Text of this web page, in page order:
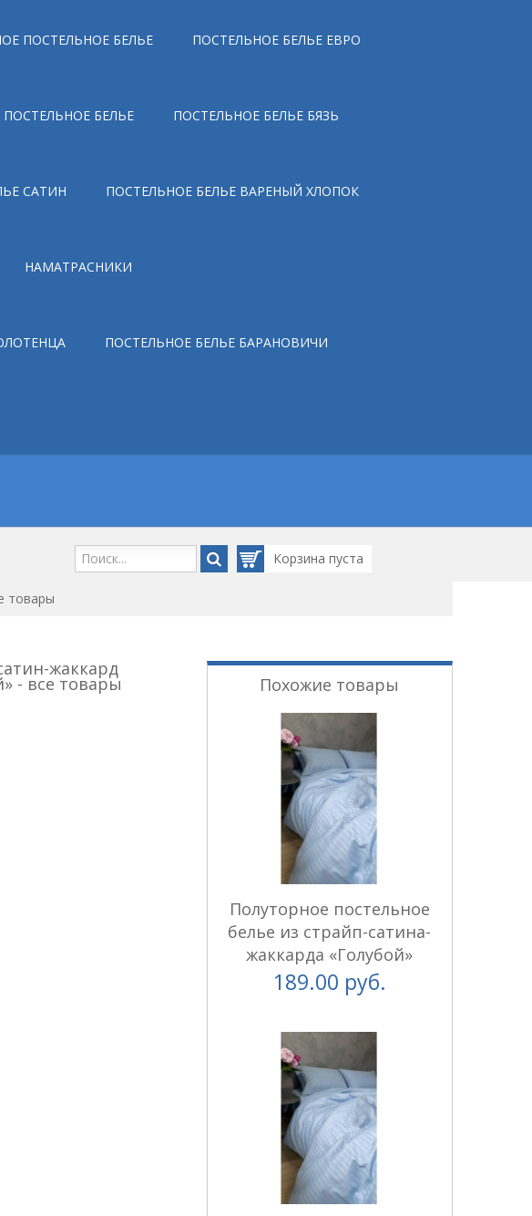
ПОСТЕЛЬНОЕ БЕЛЬЕ ПОСТЕЛЬНОЕ БЕЛЬЕ ЕВРО
ПОСТЕЛЬНОЕ БЕЛЬЕ ПОСТЕЛЬНОЕ БЕЛЬЕ БЯЗЬ
САТИН ПОСТЕЛЬНОЕ БЕЛЬЕ ВАРЕНЫЙ ХЛОПОК
НАМАТРАСНИКИ
ПОСТЕЛЬНОЕ БЕЛЬЕ БАРАНОВИЧИ
Корзинапуста
товары
жаккард
- все товары Похожие товары
Полуторное постельное
белье из страйп-сатина-
жаккарда «Голубой»
189.00 руб.